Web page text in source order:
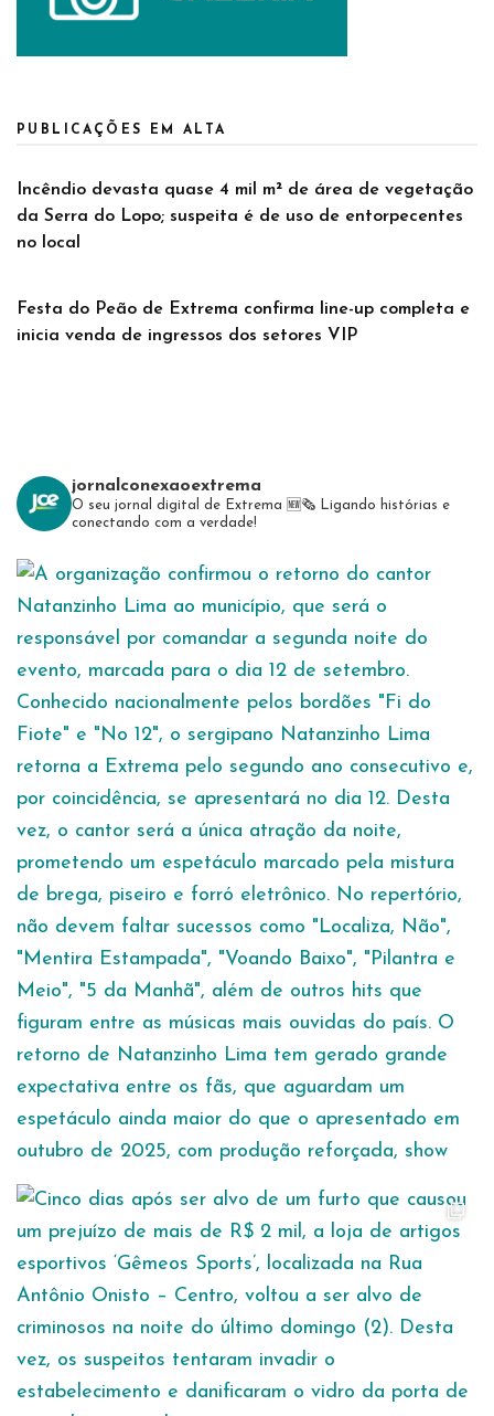
PUBLICAÇÕES EM ALTA
Incêndio devasta quase 4 mil m² de área de vegetação
da Serra do Lopo; suspeita é de uso de entorpecentes
no local
Festa do Peão de Extrema confirma line-up completa e
inicia venda de ingressos dos setores VIP
jornalconexaoextrema
O seu jornal digital de Extrema 🆕️🗞 Ligando histórias e
conectando com a verdade!